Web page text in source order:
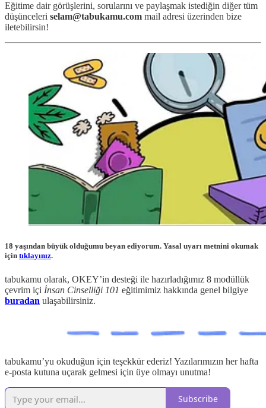
Eğitime dair görüşlerini, sorularını ve paylaşmak istediğin diğer tüm
düşünceleri selam@tabukamu.com mail adresi üzerinden bize
iletebilirsin!
18 yaşından büyük olduğumu beyan ediyorum. Yasal uyarı metnini okumak
için tıklayınız.
tabukamu olarak, OKEY’in desteği ile hazırladığımız 8 modüllük
çevrim içi İnsan Cinselliği 101 eğitimimiz hakkında genel bilgiye
buradan ulaşabilirsiniz.
tabukamu’yu okuduğun için teşekkür ederiz! Yazılarımızın her hafta
e-posta kutuna uçarak gelmesi için üye olmayı unutma!
Subscribe